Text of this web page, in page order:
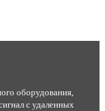
оборудования,
с удаленных